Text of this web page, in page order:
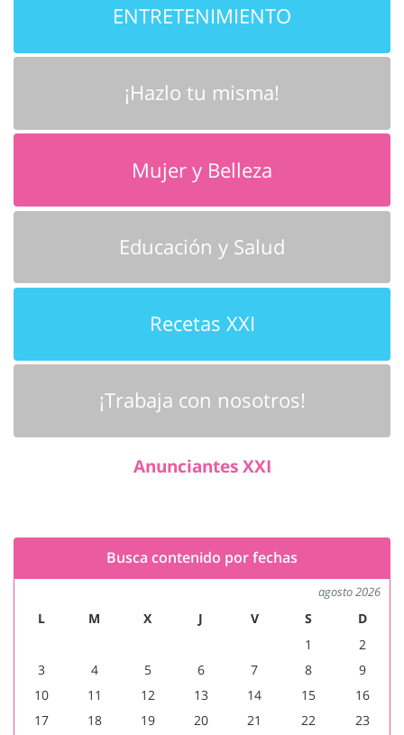
ENTRETENIMIENTO
¡Hazlo tu misma!
Mujer y Belleza
Educación y Salud
Recetas XXI
¡Trabaja con nosotros!
Anunciantes XXI
Busca contenido por fechas
agosto 2026
L M X J V S
D
1
2
3
4 5 6 7 8
9
10
11 12 13 14 15
16
17
18 19 20 21 22
23